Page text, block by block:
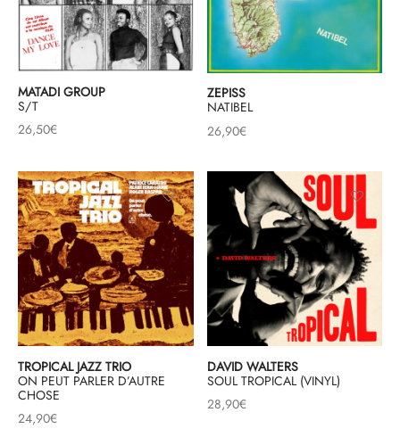
MATADI GROUP
S/T
26,50€
ZEPISS
NATIBEL
26,90€
TROPICAL JAZZ TRIO
ON PEUT PARLER D’AUTRE
CHOSE
24,90€
DAVID WALTERS
SOUL TROPICAL (VINYL)
28,90€